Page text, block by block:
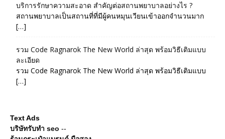
บริการรักษาความสะอาด สำคัญต่อสถานพยาบาลอย่างไร ?
สถานพยาบาลเป็นสถานที่ที่มีผู้คนหมุนเวียนเข้าออกจำนวนมาก
[…]
รวม Code Ragnarok The New World ล่าสุด พร้อมวิธีเติมแบบ
ละเอียด
รวม Code Ragnarok The New World ล่าสุด พร้อมวิธีเติมแบบ
[…]
Text Ads
บริษัทรับทำ seo --